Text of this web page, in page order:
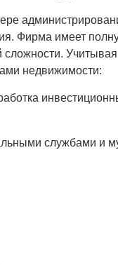
Фирма имеет
недвижимости:
службами и